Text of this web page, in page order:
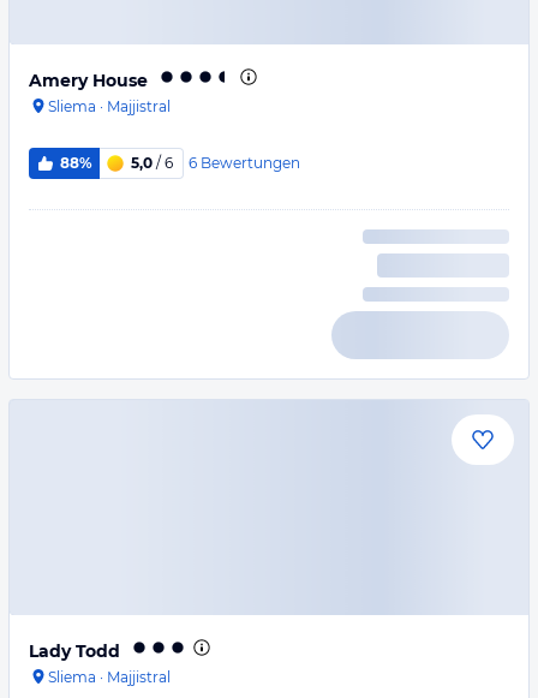
Amery House
Sliema · Majjistral
88% 5,0 / 6 6 Bewertungen
Lady Todd
Sliema · Majjistral